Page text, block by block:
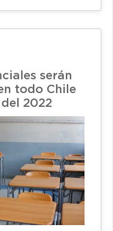
serán
todo Chile
2022